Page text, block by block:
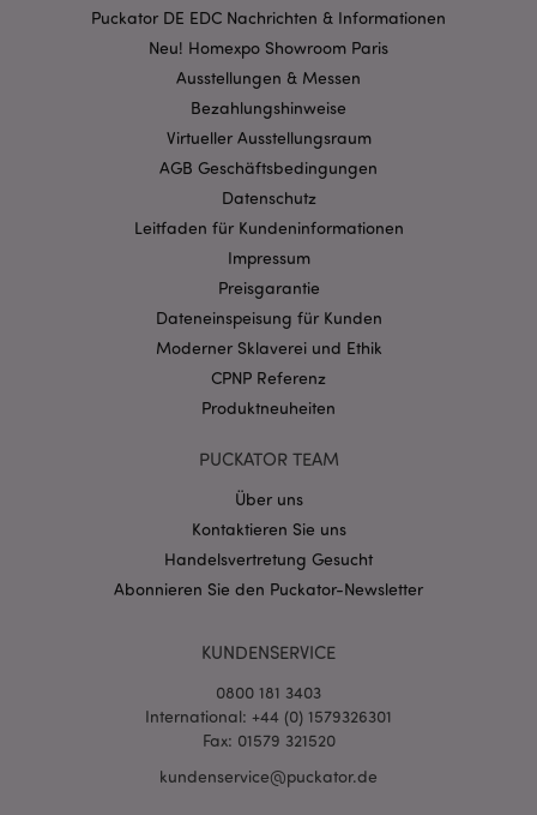
Puckator DE EDC Nachrichten & Informationen
Neu! Homexpo Showroom Paris
Ausstellungen & Messen
Bezahlungshinweise
Virtueller Ausstellungsraum
AGB Geschäftsbedingungen
Datenschutz
Leitfaden für Kundeninformationen
Impressum
Preisgarantie
Dateneinspeisung für Kunden
Moderner Sklaverei und Ethik
CPNP Referenz
Produktneuheiten
PUCKATOR TEAM
Über uns
Kontaktieren Sie uns
Handelsvertretung Gesucht
Abonnieren Sie den Puckator-Newsletter
KUNDENSERVICE
0800 181 3403
International: +44 (0) 1579326301
Fax: 01579 321520
kundenservice@puckator.de
mage-messages
Adobe Inc.
mage-cache-sessid
X-Magento-Vary
Adobe Inc.
_GRECAPTCHA
Google LLC